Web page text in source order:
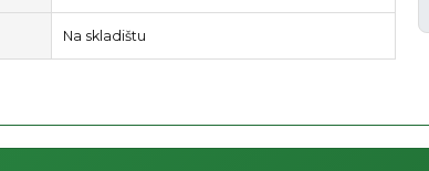
Na skladištu